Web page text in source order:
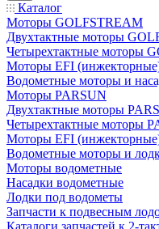
Каталог
Моторы GOLFSTREAM
Двухтактные моторы
Четырехтактные моторы
Моторы EFI
Водометные моторы и
Моторы PARSUN
Двухтактные моторы
Четырехтактные моторы
Моторы EFI
Водометные моторы и
Моторы водометные
Насадки водометные
Лодки под водометы
Запчасти к подвесным
Каталоги запчастей к 2-